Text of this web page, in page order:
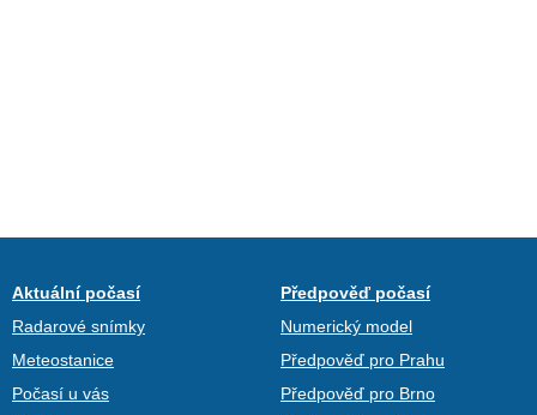
Aktuální počasí
Radarové snímky
Meteostanice
Počasí u vás
Předpověď počasí
Numerický model
Předpověď pro Prahu
Předpověď pro Brno